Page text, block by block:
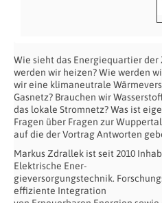
Wie sieht das Energiequartier
werden wir heizen? Wie werden
wir eine klimaneutrale
Gasnetz? Brauchen wir
das lokale Stromnetz? Was ist
Fragen über Fragen zur
auf die der Vortrag Antworten
Markus Zdrallek ist seit 2010
Elektrische Ener-
gieversorgungstechnik.
effiziente Integration